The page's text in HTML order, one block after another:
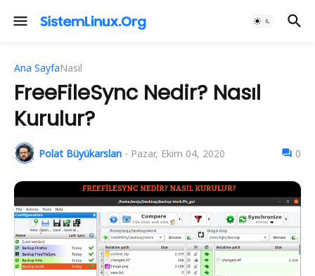
Ana SayfaNasıl
FreeFileSync Nedir? Nasıl
Kurulur?
Polat Büyükarslan - Pazar, Ekim 04, 2020 0